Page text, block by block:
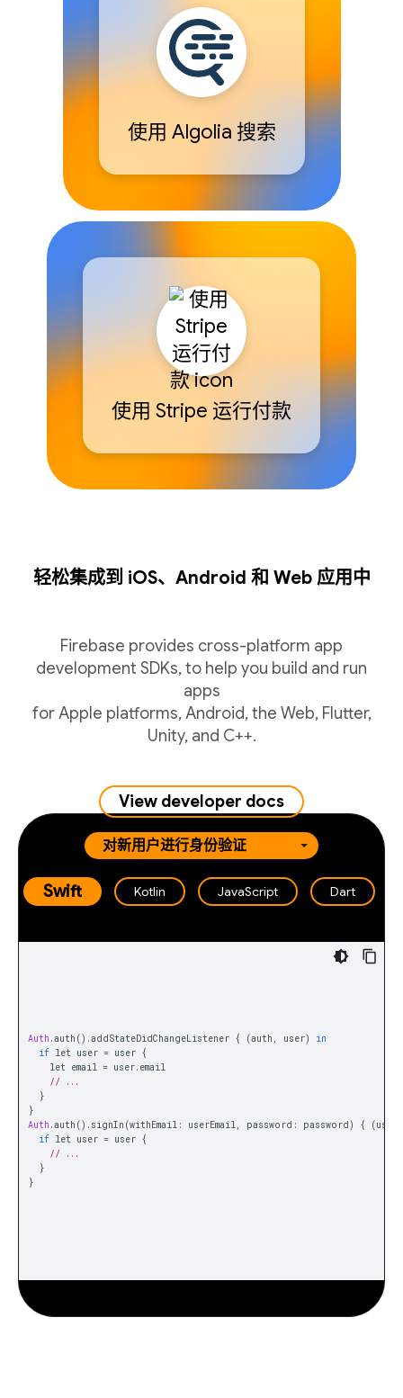
使用 Algolia 搜索
使用 Stripe 运行付款
轻松集成到 iOS、Android 和 Web 应用中
Firebase provides cross-platform app
development SDKs, to help you build and run
apps
for Apple platforms, Android, the Web, Flutter,
Unity, and C++.
View developer docs